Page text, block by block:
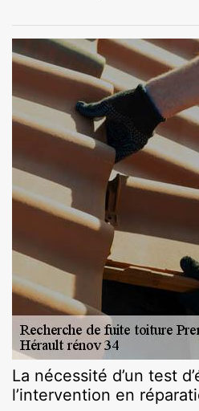
La nécessité d’un test
l’intervention en